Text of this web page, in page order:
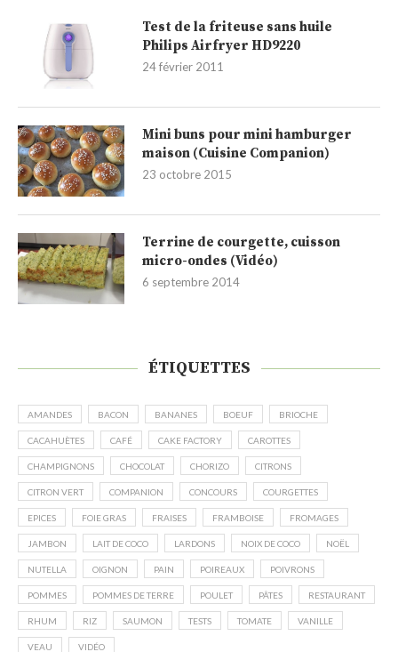
Test de la friteuse sans huile
Philips Airfryer HD9220
24 février 2011
Mini buns pour mini hamburger
maison (Cuisine Companion)
23 octobre 2015
Terrine de courgette, cuisson
micro-ondes (Vidéo)
6 septembre 2014
ÉTIQUETTES
AMANDES BACON BANANES BOEUF BRIOCHE
CACAHUÈTES CAFÉ CAKE FACTORY CAROTTES
CHAMPIGNONS CHOCOLAT CHORIZO CITRONS
CITRON VERT COMPANION CONCOURS COURGETTES
EPICES FOIE GRAS FRAISES FRAMBOISE FROMAGES
JAMBON LAIT DE COCO LARDONS NOIX DE COCO NOËL
NUTELLA OIGNON PAIN POIREAUX POIVRONS
POMMES POMMES DE TERRE POULET PÂTES RESTAURANT
RHUM RIZ SAUMON TESTS TOMATE VANILLE
VEAU VIDÉO